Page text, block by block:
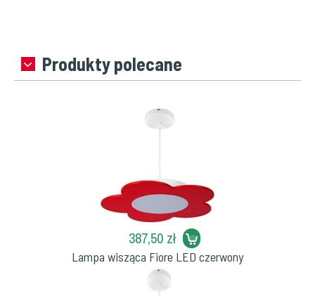
Produkty polecane
387,50 zł
Lampa wisząca Fiore LED czerwony